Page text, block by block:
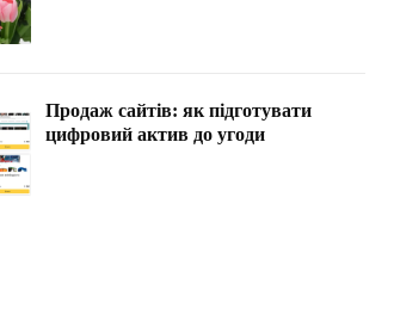
Продаж сайтів: як підготувати
цифровий актив до угоди